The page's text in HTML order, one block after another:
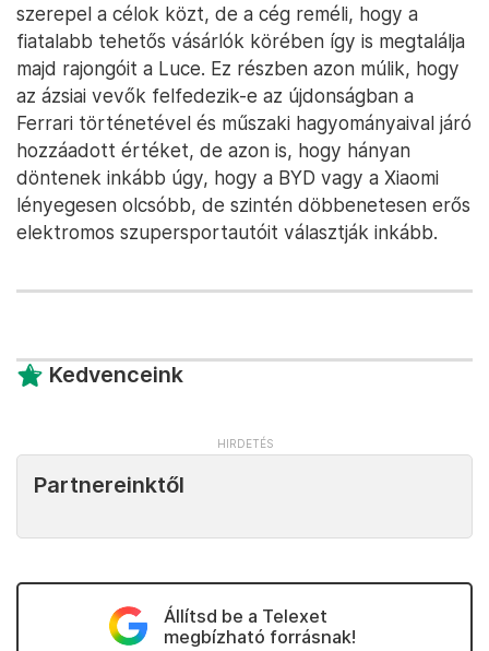
szerepel a célok közt, de a cég reméli, hogy a
fiatalabb tehetős vásárlók körében így is megtalálja
majd rajongóit a Luce. Ez részben azon múlik, hogy
az ázsiai vevők felfedezik-e az újdonságban a
Ferrari történetével és műszaki hagyományaival járó
hozzáadott értéket, de azon is, hogy hányan
döntenek inkább úgy, hogy a BYD vagy a Xiaomi
lényegesen olcsóbb, de szintén döbbenetesen erős
elektromos szupersportautóit választják inkább.
Kedvenceink
Partnereinktől
Állítsd be a Telexet
megbízható forrásnak!